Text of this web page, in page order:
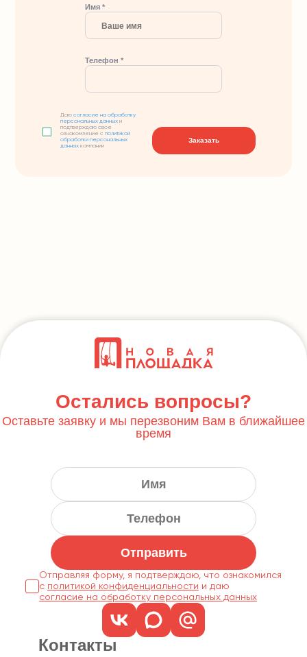
Имя *
Телефон *
Даюсогласие на обработку
персональных данных и
подтверждаю свое
ознакомление сполитикой
обработки персональных
данных компании
Заказать
Остались вопросы?
Оставьте заявку и мы перезвоним Вам в ближайшее
время
Отправить
Отправляя форму, я подтверждаю, что ознакомился
с политикой конфиденциальности
согласие на обработку персональных данных
Контакты